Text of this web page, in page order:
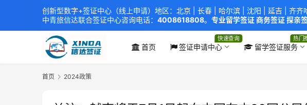
首页 签证申请中心
快速查询
留学签证服务
热门
首页 2024政策
创新型数字+签证中心（线上申请）地区：北京 | 长春 哈尔滨 沈阳 延吉 | 齐齐
中青旅信达联合签证中心咨询电话： 4008618808。 专业留学签证 商务签证 探亲
xindavisa01 免责声明：本站非政府网站，不隶属于大使馆！提供服务机构：信达
外交部认证 单（双认证），海牙认证。